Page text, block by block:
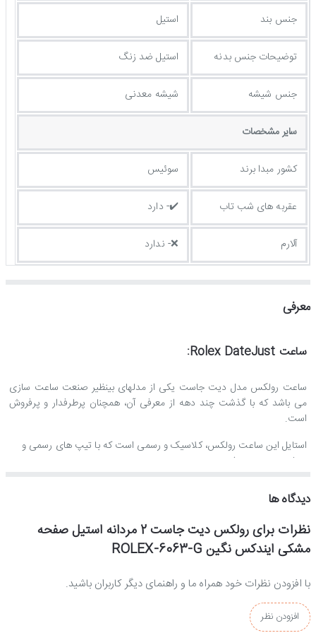
جنس بند استیل
توضيحات جنس بدنه استیل ضد زنگ
جنس شیشه شیشه معدنی
ساير مشخصات
کشور مبدا برند سوئیس
عقربه های شب تاب ✔️- دارد
آلارم ❌- ندارد
معرفی
ساعت Rolex DateJust:
ساعت رولکس مدل دیت جاست یکی از مدلهای بینظیر صنعت ساعت سازی
می باشد که با گذشت چند دهه از معرفی آن، همچنان پرطرفدار و پرفروش
است.
استایل این ساعت رولکس، کلاسیک و رسمی است که با تیپ های رسمی و
مجلسی ست می شود.
جنس بند و بدنه ساعت رولکس دیت جاست
جنس بدنه، بند و قفل این ساعت رولکس از استیل ضدزنگ و ضدحساسیت
ساخته شده است و بخاطر آبکاری قوی و با ثباتی که بروی بدنه و بند این
ساعت رولکس انجام شده، کاملا رنگ ثابتی دارد.
موتور ساعت رولکس دیت جاست
دیدگاه ها
نظرات برای رولکس دیت جاست 2 مردانه استیل صفحه
مشکی ایندکس نگین ROLEX-6063-G
با افزودن نظرات خود همراه ما و راهنمای دیگر کاربران باشید.
افزودن نظر